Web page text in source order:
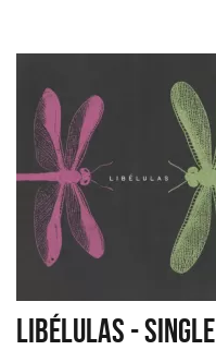
LIBÉLULAS - SINGLE